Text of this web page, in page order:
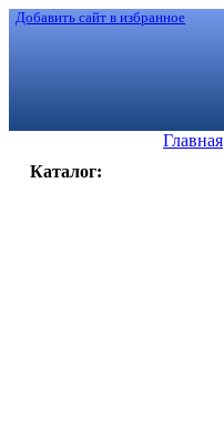
Добавить сайт в избранное
Главная
Каталог: